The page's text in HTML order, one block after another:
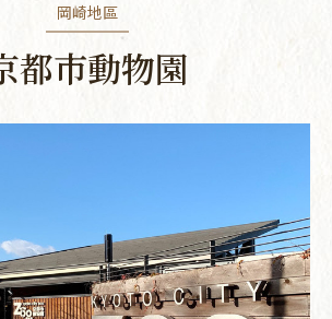
岡崎地區
都市動物園